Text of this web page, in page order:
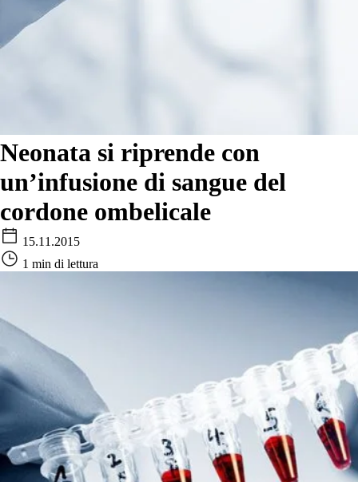
Neonata si riprende con
un’infusione di sangue del
cordone ombelicale
15.11.2015
1 min di lettura